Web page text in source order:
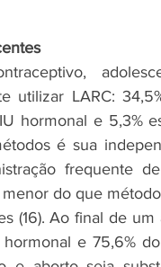
utilizar LARC:
hormonal e 5,3%
é sua
frequente
do que
(16). Ao final de
e 75,6%